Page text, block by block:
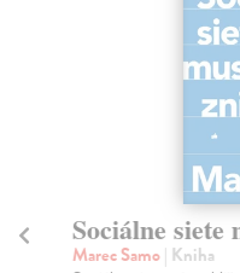
Sociálne siete
Marec Samo| Kniha